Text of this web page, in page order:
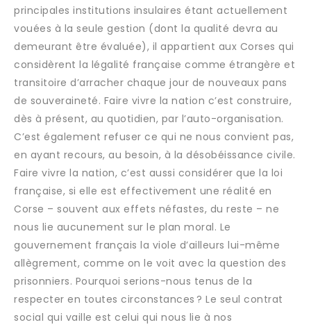
principales institutions insulaires étant actuellement
vouées à la seule gestion (dont la qualité devra au
demeurant être évaluée), il appartient aux Corses qui
considèrent la légalité française comme étrangère et
transitoire d’arracher chaque jour de nouveaux pans
de souveraineté. Faire vivre la nation c’est construire,
dès à présent, au quotidien, par l’auto-organisation.
C’est également refuser ce qui ne nous convient pas,
en ayant recours, au besoin, à la désobéissance civile.
Faire vivre la nation, c’est aussi considérer que la loi
française, si elle est effectivement une réalité en
Corse – souvent aux effets néfastes, du reste – ne
nous lie aucunement sur le plan moral. Le
gouvernement français la viole d’ailleurs lui-même
allègrement, comme on le voit avec la question des
prisonniers. Pourquoi serions-nous tenus de la
respecter en toutes circonstances ? Le seul contrat
social qui vaille est celui qui nous lie à nos